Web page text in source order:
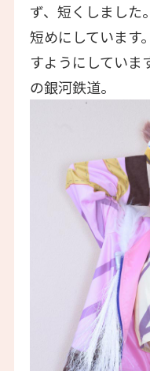
ず、短くしました
短めにしています
すようにしていま
の銀河鉄道。